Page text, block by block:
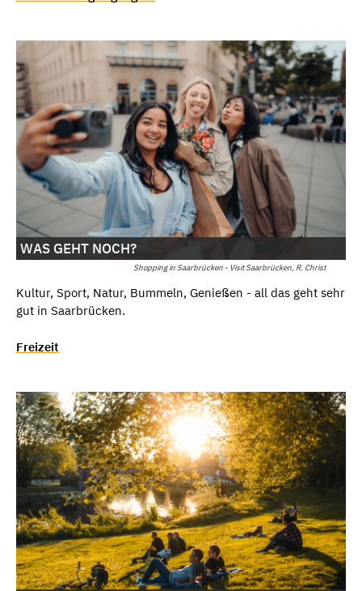
Shopping in Saarbrücken - Visit Saarbrücken, R. Christ
WAS GEHT NOCH?
Kultur, Sport, Natur, Bummeln, Genießen - all das geht sehr
gut in Saarbrücken.
Freizeit